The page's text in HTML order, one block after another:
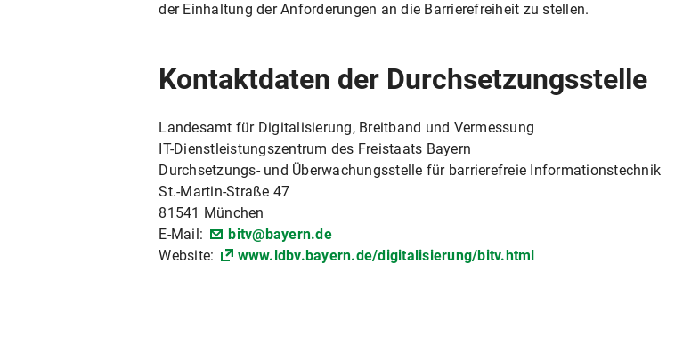
der Einhaltung der Anforderungen an die Barrierefreiheit zu stellen.
Kontaktdaten der Durchsetzungsstelle
Landesamt für Digitalisierung, Breitband und Vermessung
IT-Dienstleistungszentrum des Freistaats Bayern
Durchsetzungs- und Überwachungsstelle für barrierefreie Informationstechnik
St.-Martin-Straße 47
81541 München
E-Mail:
bitv@bayern.de
Website:
www.ldbv.bayern.de/digitalisierung/bitv.html